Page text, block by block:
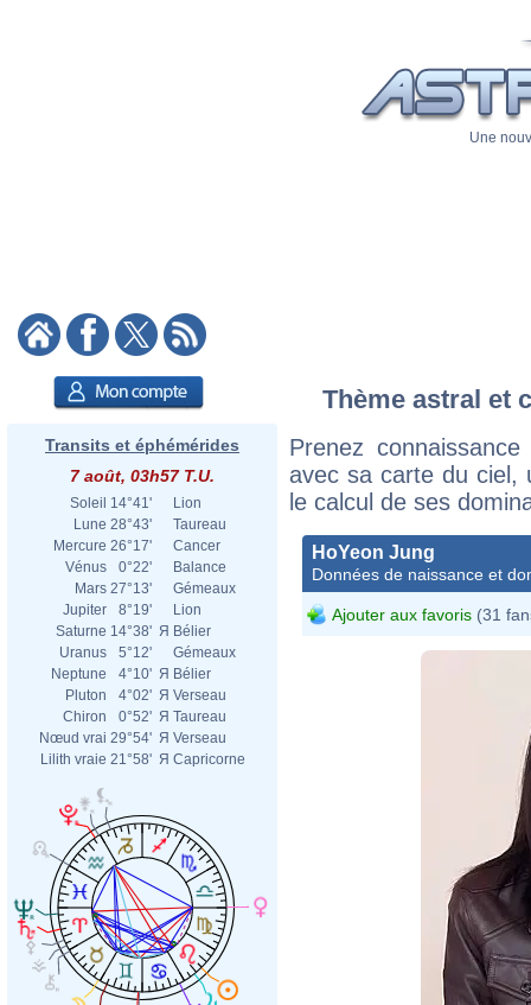
Une
Transits et éphémérides
7 août, 03h57 T.U.
Soleil 14°41'
Lion
Lune 28°43'
Taureau
Mercure 26°17'
Cancer
Vénus
0°22'
Balance
Mars 27°13'
Gémeaux
Jupiter
8°19'
Lion
Saturne 14°38' Я Bélier
Uranus
5°12'
Gémeaux
Neptune
4°10' Я Bélier
Pluton
4°02' Я Verseau
Chiron
0°52' Я Taureau
Nœud vrai 29°54' Я Verseau
Lilith vraie 21°58' Я Capricorne
Thème astral et
Prenez
avec sa carte du ciel,
le calcul de ses
HoYeon Jung
Données de naissance et
Ajouter aux favoris (31